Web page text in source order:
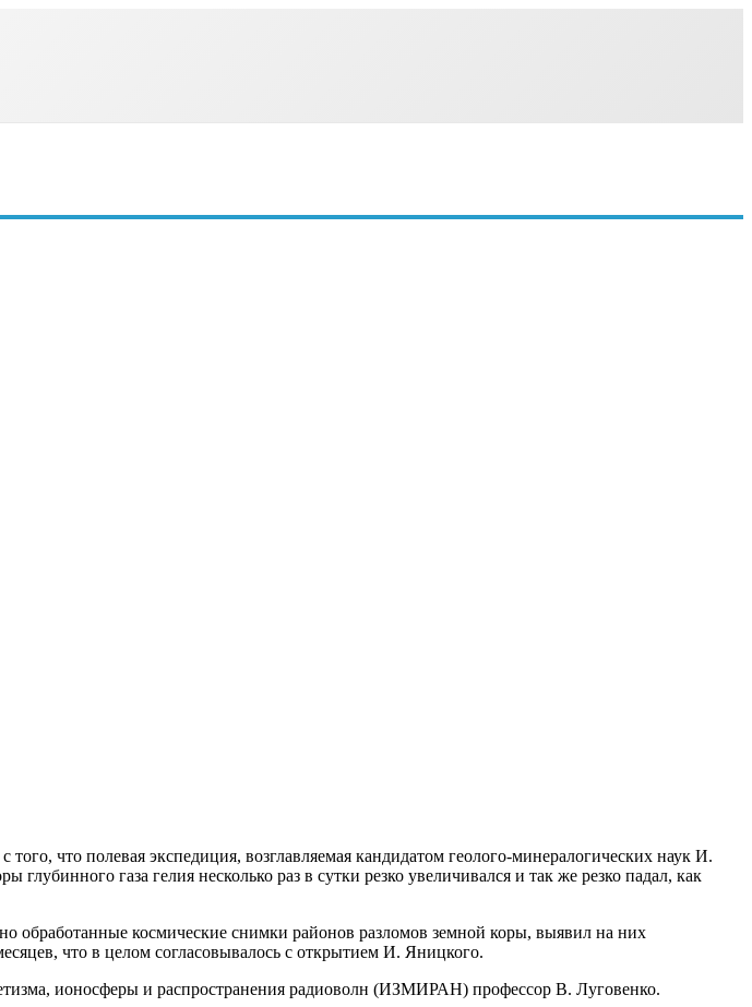
что полевая экспедиция, возглавляемая кандидатом геолого-минералогических наук И.
газа гелия несколько раз в сутки резко увеличивался и так же резко падал, как
обработанные космические снимки районов разломов земной коры, выявил на них
что в целом согласовывалось с открытием И. Яницкого.
ионосферы и распространения радиоволн (ИЗМИРАН) профессор В. Луговенко.